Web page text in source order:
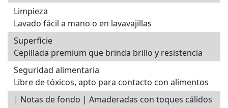
Limpieza
Lavado fácil a mano o en lavavajillas
Superficie
Cepillada premium que brinda brillo y resistencia
Seguridad alimentaria
Libre de tóxicos, apto para contacto con alimentos
| Notas de fondo | Amaderadas con toques cálidos